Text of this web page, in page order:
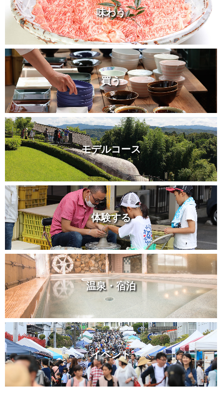
味わう
買う
モデルコース
体験する
温泉・宿泊
イベント